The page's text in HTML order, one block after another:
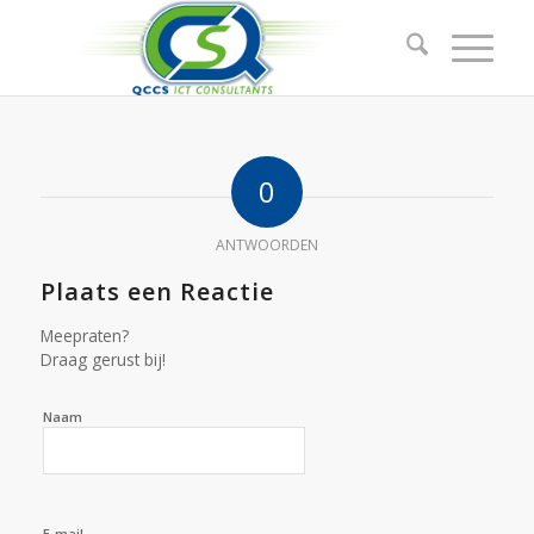
0
ANTWOORDEN
Plaats een Reactie
Meepraten?
Draag gerust bij!
Naam